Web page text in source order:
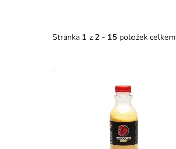
Stránka 1 z 2 - 15 položek celkem